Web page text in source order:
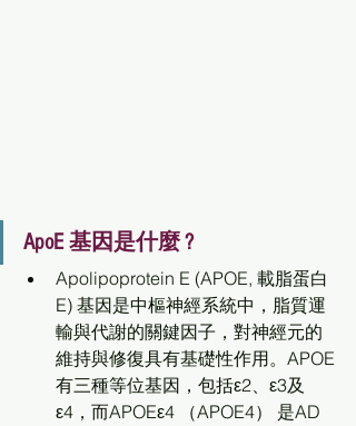
ApoE 基因是什麼 ?
Apolipoprotein E (APOE, 載脂蛋⽩
E) 基因是中樞神經系統中，脂質運
輸與代謝的關鍵因⼦，對神經元的
維持與修復具有基礎性作⽤。APOE
有三種等位基因，包括ε2、ε3及
ε4，⽽APOEε4 （APOE4） 是AD